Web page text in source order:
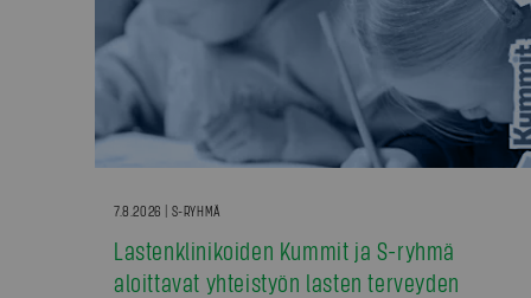
7.8.2026 | S-RYHMÄ
Lastenklinikoiden Kummit ja S-ryhmä
aloittavat yhteistyön lasten terveyden